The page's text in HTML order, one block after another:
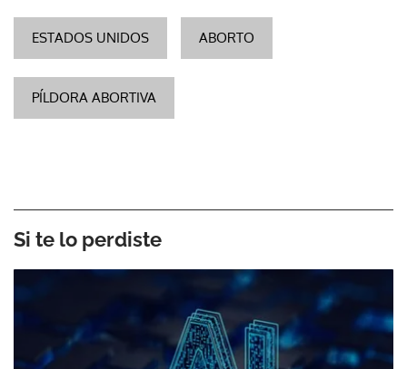
ESTADOS UNIDOS ABORTO
PÍLDORA ABORTIVA
Si te lo perdiste